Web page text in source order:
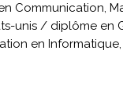
Communication,
unis / diplôme en
en Informatique,